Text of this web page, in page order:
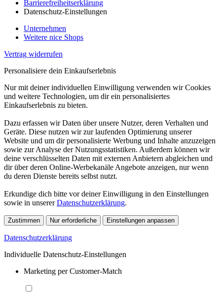
Barrierefreiheitserklärung
Datenschutz-Einstellungen
Unternehmen
Weitere nice Shops
Vertrag widerrufen
Personalisiere dein Einkaufserlebnis
Nur mit deiner individuellen Einwilligung verwenden wir Cookies
und weitere Technologien, um dir ein personalisiertes
Einkaufserlebnis zu bieten.
Dazu erfassen wir Daten über unsere Nutzer, deren Verhalten und
Geräte. Diese nutzen wir zur laufenden Optimierung unserer
Website und um dir personalisierte Werbung und Inhalte anzuzeigen
sowie zur Analyse der Nutzungsstatistiken. Außerdem können wir
deine verschlüsselten Daten mit externen Anbietern abgleichen und
dir über deren Online-Werbekanäle Angebote anzeigen, nur wenn
du deren Dienste bereits selbst nutzt.
Erkundige dich bitte vor deiner Einwilligung in den Einstellungen
sowie in unsererDatenschutzerklärung.
Zustimmen Nur erforderliche Einstellungen anpassen
Datenschutzerklärung
Individuelle Datenschutz-Einstellungen
Marketing per Customer-Match